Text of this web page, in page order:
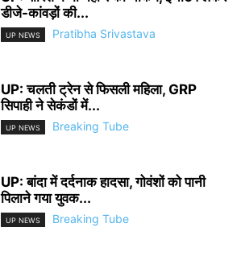
डीजे-कांवड़ों की...
UP NEWS Pratibha Srivastava
UP: चलती ट्रेन से फिसली महिला, GRP
सिपाही ने सेकंडों में...
UP NEWS Breaking Tube
UP: बांदा में दर्दनाक हादसा, गोवंशों को पानी
पिलाने गया युवक...
UP NEWS Breaking Tube